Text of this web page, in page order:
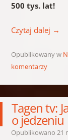
500 tys. lat!
Czytaj dalej →
Opublikowany w
komentarzy
Tagen tv:
o
Opublikowano 21